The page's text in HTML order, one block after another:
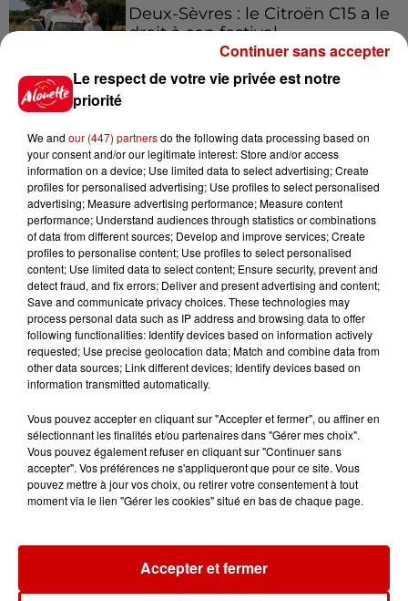
Deux-Sèvres : le Citroën C15 a le
droit à son festival
Jeux Voir plus
Gagnez vos places pour le
Festival du Roi Arthur 2026 !
Gagnez vos entrées pour le
Musée du Sport Automobile au
Mans !
Alouette vous invite à
Futuroscope Xperiences !
Le Duel - Gagnez votre balade
Le respect de votre vie privée est notre
priorité
We and our (447) partnersdo the following data processing based on
your consent and/or our legitimate interest: Store and/or access
information on a device; Use limited data to select advertising; Create
profiles for personalised advertising; Use profiles to select personalised
advertising; Measure advertising performance; Measure content
performance; Understand audiences through statistics or combinations
of data from different sources; Develop and improve services; Create
profiles to personalise content; Use profiles to select personalised
content; Use limited data to select content; Ensure security, prevent and
detect fraud, and fix errors; Deliver and present advertising and content;
Save and communicate privacy choices. These technologies may
process personal data such as IP address and browsing data to offer
following functionalities: Identify devices based on information actively
requested; Use precise geolocation data; Match and combine data from
other data sources; Link different devices; Identify devices based on
information transmitted automatically.
Vous pouvez accepter en cliquant sur "Accepter et fermer", ou affiner en
sélectionnant les finalités et/ou partenaires dans "Gérer mes choix".
Vous pouvez également refuser en cliquant sur "Continuer sans
accepter". Vos préférences ne s'appliqueront que pour ce site. Vous
pouvez mettre à jour vos choix, ou retirer votre consentement à tout
moment via le lien "Gérer les cookies" situé en bas de chaque page.
Accepter et fermer
Continuer sans accepter